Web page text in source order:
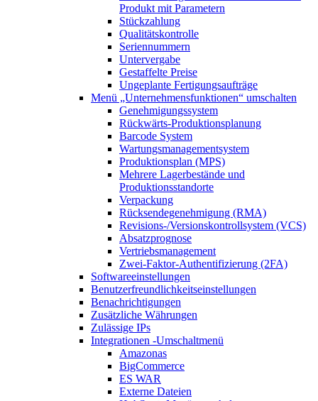
Produkt mit Parametern
Stückzahlung
Qualitätskontrolle
Seriennummern
Untervergabe
Gestaffelte Preise
Ungeplante Fertigungsaufträge
Menü „Unternehmensfunktionen“ umschalten
Genehmigungssystem
Rückwärts-Produktionsplanung
Barcode System
Wartungsmanagementsystem
Produktionsplan (MPS)
Mehrere Lagerbestände und
Produktionsstandorte
Verpackung
Rücksendegenehmigung (RMA)
Revisions-/Versionskontrollsystem (VCS)
Absatzprognose
Vertriebsmanagement
Zwei-Faktor-Authentifizierung (2FA)
Softwareeinstellungen
Benutzerfreundlichkeitseinstellungen
Benachrichtigungen
Zusätzliche Währungen
Zulässige IPs
Integrationen -Umschaltmenü
Amazonas
BigCommerce
ES WAR
Externe Dateien